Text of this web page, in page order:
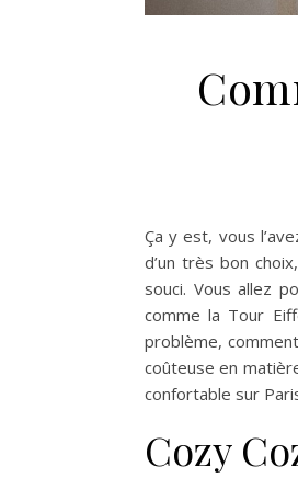
Ça y est, vous
d’un très bon
souci. Vous allez
comme la Tour
problème,
coûteuse en
confortable sur
Cozy